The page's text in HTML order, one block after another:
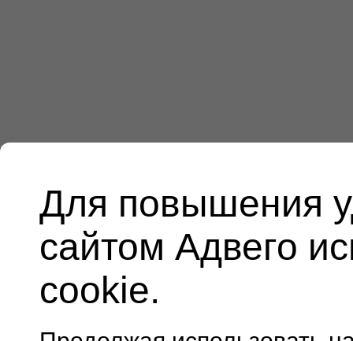
Для повышения
сайтом Адвего
cookie.